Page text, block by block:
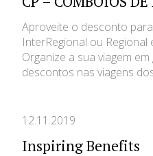
Aproveite o desconto
InterRegional ou
Organize a sua viagem
descontos nas viagens
12.11.2019
Inspiring Benefits